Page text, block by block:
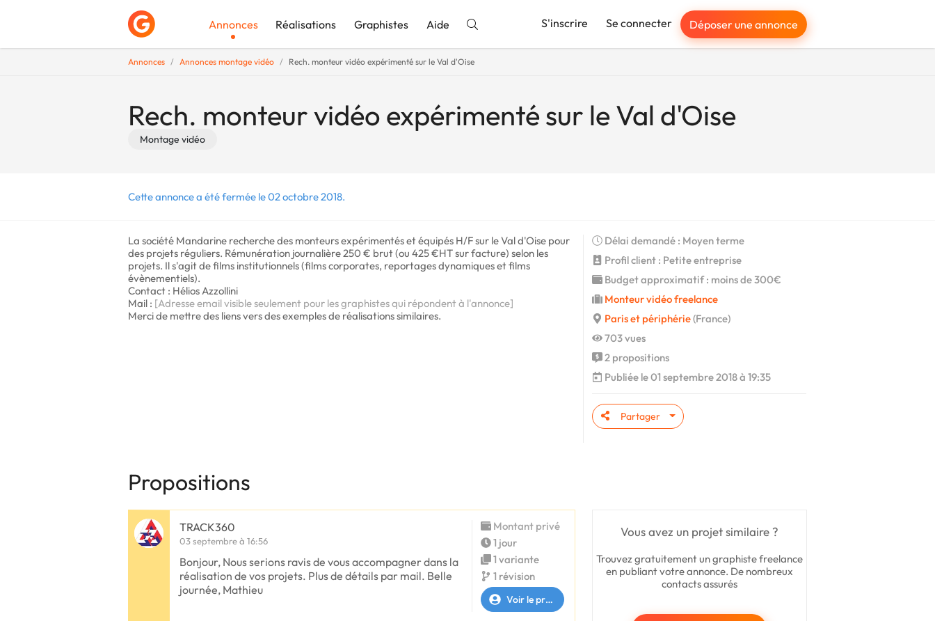
Annonces Réalisations Graphistes Aide S'inscrire Se connecter Déposer une annonce
Annonces Annonces montage vidéo Rech. monteur vidéo expérimenté sur le Val d'Oise
Rech. monteur vidéo expérimenté sur le Val d'Oise
Montage vidéo
Cette annonce a été fermée le 02 octobre 2018.
La société Mandarine recherche des monteurs expérimentés et équipés H/F sur le Val d'Oise pour
des projets réguliers. Rémunération journalière 250 € brut (ou 425 €HT sur facture) selon les
projets. Il s'agit de films institutionnels (films corporates, reportages dynamiques et films
évènementiels).
Contact : Hélios Azzollini
Mail : [Adresse email visible seulement pour les graphistes qui répondent à l'annonce]
Merci de mettre des liens vers des exemples de réalisations similaires.
Délai demandé : Moyen terme
Profil client : Petite entreprise
Budget approximatif : moins de 300€
Monteur vidéo freelance
Paris et périphérie(France)
703 vues
2 propositions
Publiée le 01 septembre 2018 à 19:35
Partager
Propositions
Vous avez un projet similaire ?
Trouvez gratuitement un graphiste freelance
en publiant votre annonce. De nombreux
contacts assurés
TRACK360
03 septembre à 16:56
Bonjour, Nous serions ravis de vous accompagner dans la
réalisation de vos projets. Plus de détails par mail. Belle
journée, Mathieu
Montant privé
1 jour
1 variante
1 révision
Voir le profil